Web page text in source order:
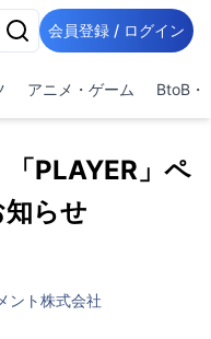
会員登録 / ログイン
アニメ・ゲーム BtoB・
「PLAYER」ペ
らせ
ント株式会社